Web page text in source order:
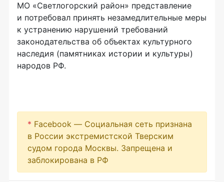
МО «Светлогорский район» представление
и потребовал принять незамедлительные меры
к устранению нарушений требований
законодательства об объектах культурного
наследия (памятниках истории и культуры)
народов РФ.
* Facebook — Социальная сеть признана
в России экстремистской Тверским
судом города Москвы. Запрещена и
заблокирована в РФ